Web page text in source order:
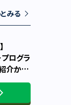
みる
ログラ
介か
込み方